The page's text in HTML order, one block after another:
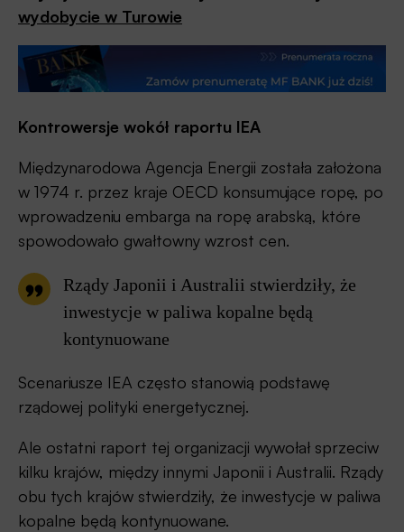
wydobycie w Turowie
Kontrowersje wokół raportu IEA
Międzynarodowa Agencja Energii została założona
w 1974 r. przez kraje OECD konsumujące ropę, po
wprowadzeniu embarga na ropę arabską, które
spowodowało gwałtowny wzrost cen.
Rządy Japonii i Australii stwierdziły, że
inwestycje w paliwa kopalne będą
kontynuowane
Scenariusze IEA często stanowią podstawę
rządowej polityki energetycznej.
Ale ostatni raport tej organizacji wywołał sprzeciw
kilku krajów, między innymi Japonii i Australii. Rządy
obu tych krajów stwierdziły, że inwestycje w paliwa
kopalne będą kontynuowane.